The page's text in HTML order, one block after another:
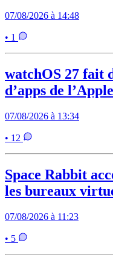
07/08/2026 à 14:48
• 1
watchOS 27 fait
d’apps de
07/08/2026 à 13:34
• 12
Space Rabbit
les bureaux
07/08/2026 à 11:23
• 5